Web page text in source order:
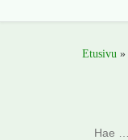
Etusivu »
HAE